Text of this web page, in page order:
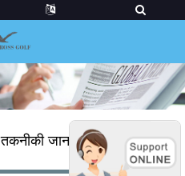
तकनीकी जानकारी